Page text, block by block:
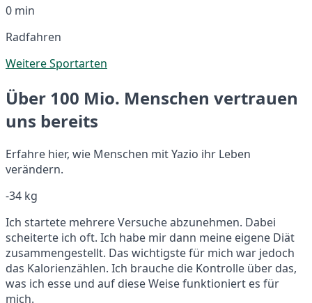
0 min
Radfahren
Weitere Sportarten
Über 100 Mio. Menschen vertrauen
uns bereits
Erfahre hier, wie Menschen mit Yazio ihr Leben
verändern.
-34 kg
Ich startete mehrere Versuche abzunehmen. Dabei
scheiterte ich oft. Ich habe mir dann meine eigene Diät
zusammengestellt. Das wichtigste für mich war jedoch
das Kalorienzählen. Ich brauche die Kontrolle über das,
was ich esse und auf diese Weise funktioniert es für
mich.